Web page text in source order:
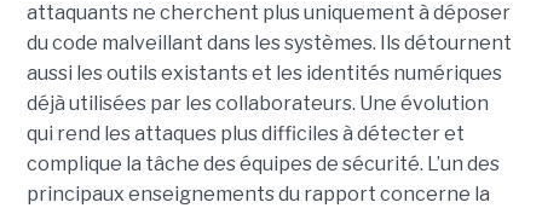
attaquants ne cherchent plus uniquement à déposer
du code malveillant dans les systèmes. Ils détournent
aussi les outils existants et les identités numériques
déjà utilisées par les collaborateurs. Une évolution
qui rend les attaques plus difficiles à détecter et
complique la tâche des équipes de sécurité. L’un des
principaux enseignements du rapport concerne la